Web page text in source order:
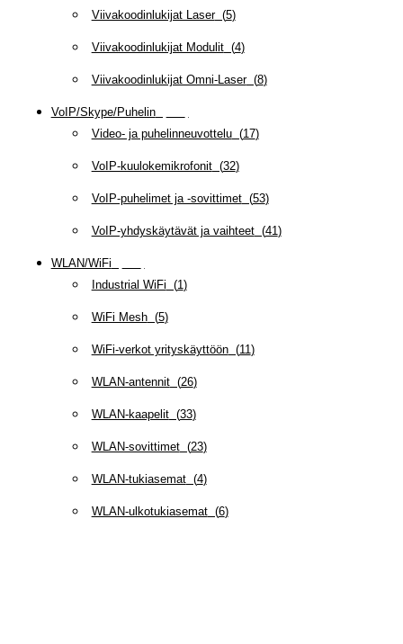
Viivakoodinlukijat Laser(5)
Viivakoodinlukijat Modulit(4)
Viivakoodinlukijat Omni-Laser(8)
VoIP/Skype/Puhelin(
Video- ja puhelinneuvottelu(17)
VoIP-kuulokemikrofonit(32)
VoIP-puhelimet ja -sovittimet(53)
VoIP-yhdyskäytävät ja vaihteet(41)
WLAN/WiFi
Industrial WiFi (1)
WiFi Mesh(5)
WiFi-verkot yrityskäyttöön(11)
WLAN-antennit(26)
WLAN-kaapelit(33)
WLAN-sovittimet(23)
WLAN-tukiasemat(4)
WLAN-ulkotukiasemat(6)